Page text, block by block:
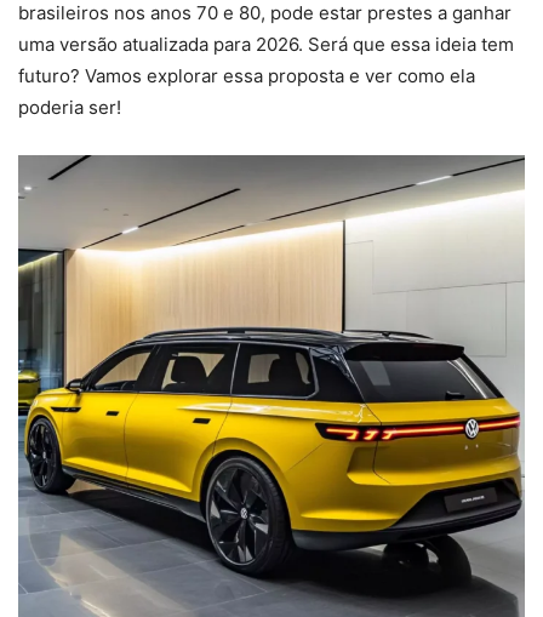
brasileiros nos anos 70 e 80, pode estar prestes a ganhar
uma versão atualizada para 2026. Será que essa ideia tem
futuro? Vamos explorar essa proposta e ver como ela
poderia ser!